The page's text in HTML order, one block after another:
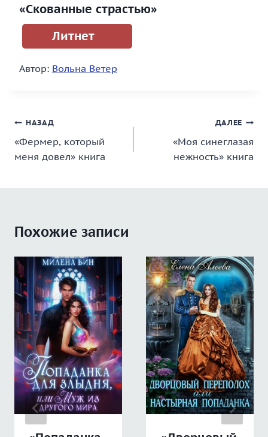
«Скованные страстью»
Литнет
Автор: Вольна Ветер
Навигация
по
записям
НАЗАД
«Фермер, который
меня довел» книга
ДАЛЕЕ
«Моя синеглазая
нежность» книга
Похожие записи